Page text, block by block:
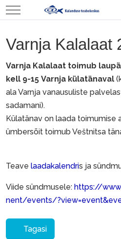
Mobile Menu Toggle
Varnja Kalalaat
Varnja Kalalaat toimub
kell 9-15 Varnja külatänaval
ala Varnja vanausuliste
sadamani).
Külatänav on laada toimumise
ümbersõit toimub Veštnitsa
Teave laadakalendris ja
Viide sündmusele: https://
nent/events/
Tagasi